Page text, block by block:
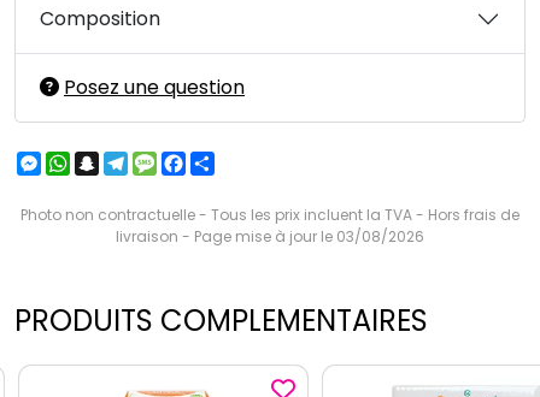
Composition
Posez une question
Messenger
WhatsApp
Snapchat
Telegram
MessageFacebook
Photo non contractuelle - Tous les prix incluent la TVA - Hors frais de
livraison - Page mise à jour le 03/08/2026
PRODUITS COMPLEMENTAIRES